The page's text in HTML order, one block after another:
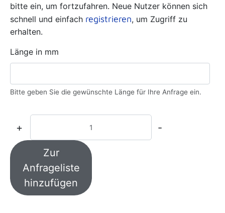
bitte ein, um fortzufahren. Neue Nutzer können sich
schnell und einfach registrieren, um Zugriff zu
erhalten.
Länge in mm
Bitte geben Sie die gewünschte Länge für Ihre Anfrage ein.
+ -
Zur
Anfrageliste
hinzufügen